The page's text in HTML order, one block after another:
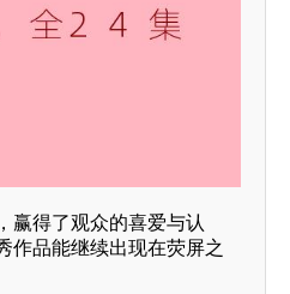
赢得了观众的喜爱与认
作品能继续出现在荧屏之